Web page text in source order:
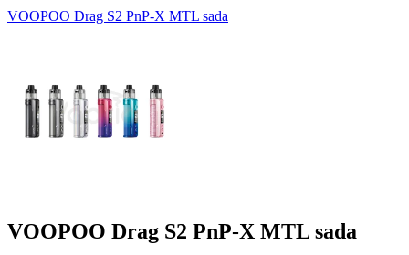
VOOPOO Drag S2 PnP-X MTL sada
VOOPOO Drag S2 PnP-X MTL sada